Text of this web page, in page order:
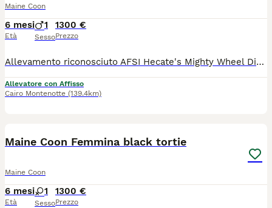
Maine Coon
6 mesi
Età
1
Sesso
1300 €
Prezzo
Allevamento riconosciuto AFSI Hecate's Mighty Wheel Dispone di cuccioli Per informazioni in privato Pedigree WCF Genitori testati Ecocardio perfetto Microchip libretto delle vaccinazioni in regola
Allevatore con Affisso
Cairo Montenotte (139.4km)
Maine Coon Femmina black tortie
Maine Coon
6 mesi
Età
1
Sesso
1300 €
Prezzo